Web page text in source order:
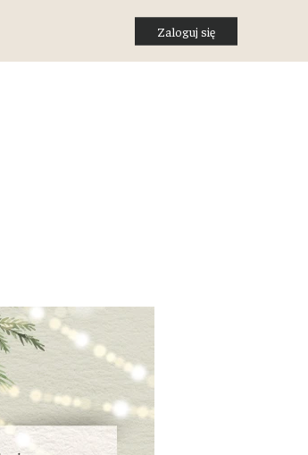
Zaloguj się